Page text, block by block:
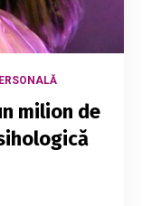
milion de